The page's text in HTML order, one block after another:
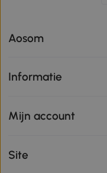
Aosom
Informatie
Mijn account
Site